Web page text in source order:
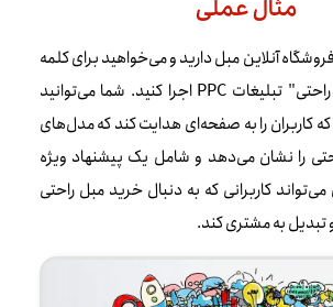
مثال عملی
آنلاین مبل دارید و می‌خواهید برای کلمه
کلیدی "خرید مبل راحتی" تبلیغات PPC اجرا کنید. شما می‌توانید
کاربران را به صفحه‌ای هدایت کند که مدل‌های
را نشان می‌دهد و شامل یک پیشنهاد ویژه
کاربرانی که به دنبال خرید مبل راحتی
به مشتری کند.